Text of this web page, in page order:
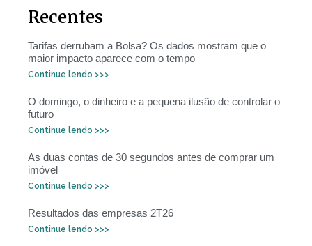
Recentes
Tarifas derrubam a Bolsa? Os dados mostram que o
maior impacto aparece com o tempo
Continue lendo >>>
O domingo, o dinheiro e a pequena ilusão de controlar o
futuro
Continue lendo >>>
As duas contas de 30 segundos antes de comprar um
imóvel
Continue lendo >>>
Resultados das empresas 2T26
Continue lendo >>>